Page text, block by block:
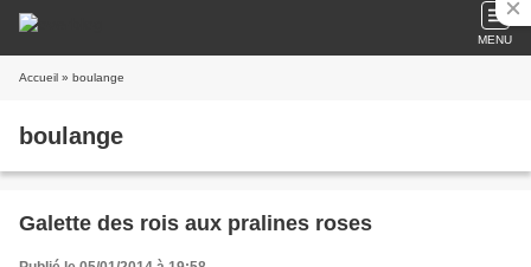
MENU
Accueil » boulange
boulange
Galette des rois aux pralines roses